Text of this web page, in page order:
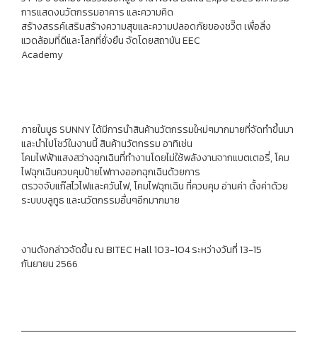
การแสดงนวัตกรรมอาคาร และความคิด
สร้างสรรค์เสริมสร้างความสุขและความปลอดภัยของชวีิต เพื่อสิ่ง
แวดล้อมที่ดีและโลกที่ยั่งยืน จัดโดยสถาบัน EEC
Academy
ภายในบูธ SUNNY ได้มีการนำสินค้านวัตกรรมใหม่ๆมากมายที่จัดทำขึ้นมา
และนำไปโชว์ในงานนี้ สินค้านวัตกรรม อาทิเช่น
โคมไฟฟ้าแสงสว่างฉุกเฉินที่ทำงานโดยไม่ใช้พลังงานจากแบตเตอรี่, โคม
ไฟฉุกเฉินควบคุมป้ายไฟทางออกฉุกเฉินด้วยการ
ตรวจจับแก๊สไวไฟและควันไฟ, โคมไฟฉุกเฉิน ที่ควบคุม อ่านค่า ตั้งค่าด้วย
ระบบบลูทูธ และนวัตกรรมอื่นๆอีกมากมาย
งานดังกล่าวจัดขึ้น ณ BITEC Hall 103-104 ระหว่างวันที่ 13-15
กันยายน 2566